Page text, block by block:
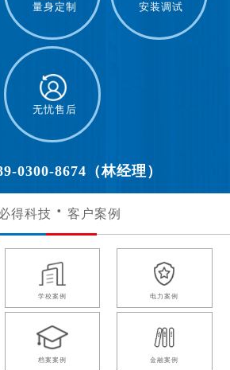
量身定制 安装调试
无忧售后
0300-8674（林经理）
得科技 客户案例
学校案例 电力案例
档案案例 金融案例